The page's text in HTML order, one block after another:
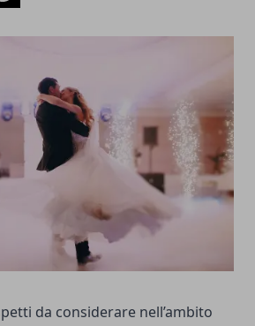
da considerare nell’ambito